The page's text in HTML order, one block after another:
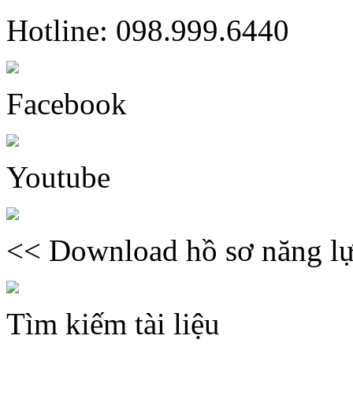
Hotline: 098.999.6440
Facebook
Youtube
<< Download hồ sơ năng
Tìm kiếm tài liệu